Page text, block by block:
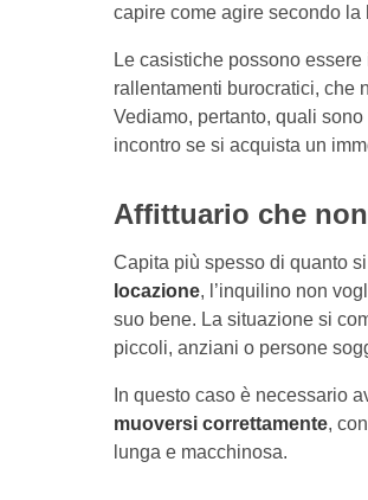
capire come agire secondo
Le casistiche possono
rallentamenti burocratici, che
Vediamo, pertanto, quali
incontro se si acquista un
Affittuario che
Capita più spesso di quanto
locazione, l’inquilino non
suo bene. La situazione si
piccoli, anziani o persone
In questo caso è necessario
muoversi correttamente,
lunga e macchinosa.